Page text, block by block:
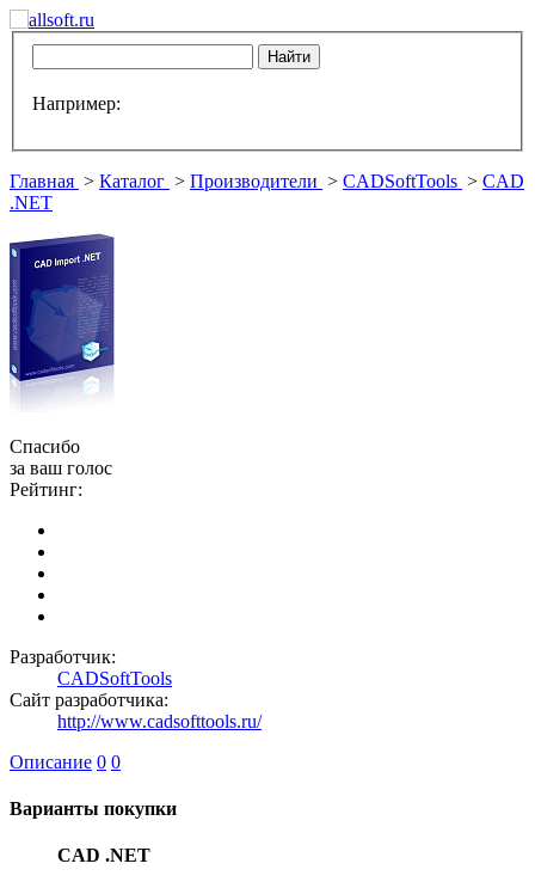
Например:
Главная > Каталог > Производители > CADSoftTools > CAD
.NET
Спасибо
за ваш голос
Рейтинг:
Разработчик:
CADSoftTools
Сайт разработчика:
http://www.cadsofttools.ru/
Описание 0 0
Варианты покупки
CAD .NET